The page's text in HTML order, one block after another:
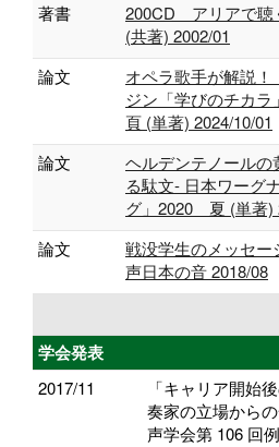
著書
200CD アリアで聴
(共著) 2002/01
論文
オペラ歌手が解説
ジン「学びのチカ
頁 (単著) 2024/10/01
論文
ヘルデンテノールの
る駄文- 日本ワーグ
グ」2020 夏 (単著)
論文
戦没学生のメッセー
声日本の音 2018/08
学会発表
2017/11
「キャリア開始
奏家の立場から
声学会第 106 回